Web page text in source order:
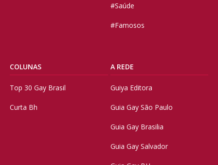
#Saúde
#Famosos
COLUNAS
Top 30 Gay Brasil
Curta Bh
A REDE
Guiya Editora
Guia Gay São Paulo
Guia Gay Brasilia
Guia Gay Salvador